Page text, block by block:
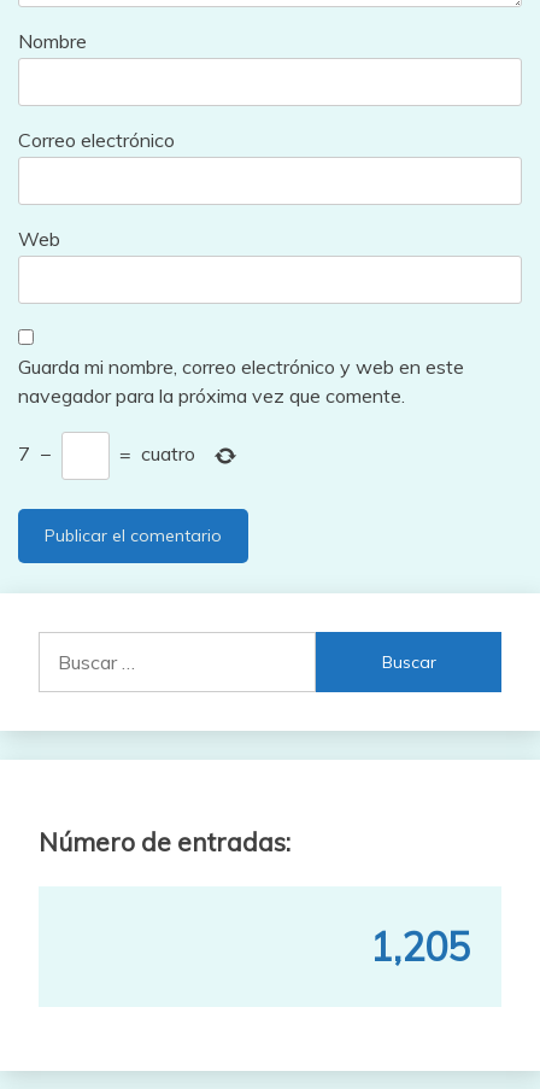
Nombre
Correo electrónico
Web
Guarda mi nombre, correo electrónico y web en este
navegador para la próxima vez que comente.
7 − = cuatro
Número de entradas:
1,205